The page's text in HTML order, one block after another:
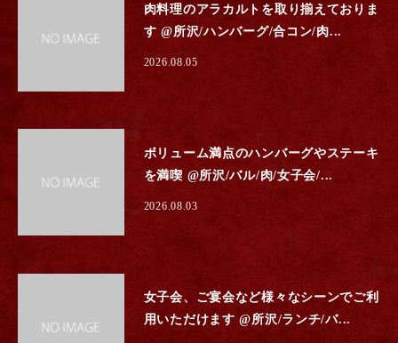
肉料理のアラカルトを取り揃えておりま
す @所沢/ハンバーグ/合コン/肉...
2026.08.05
ボリューム満点のハンバーグやステーキ
を満喫 @所沢/バル/肉/女子会/...
2026.08.03
女子会、ご宴会など様々なシーンでご利
用いただけます @所沢/ランチ/バ...